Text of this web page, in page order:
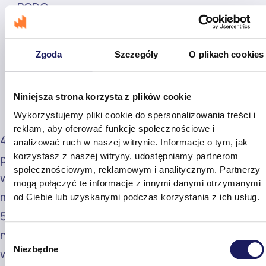
Zgoda Szczegóły O plikach cookies
Niniejsza strona korzysta z plików cookie
Wykorzystujemy pliki cookie do spersonalizowania treści i
reklam, aby oferować funkcje społecznościowe i
analizować ruch w naszej witrynie. Informacje o tym, jak
korzystasz z naszej witryny, udostępniamy partnerom
społecznościowym, reklamowym i analitycznym. Partnerzy
mogą połączyć te informacje z innymi danymi otrzymanymi
od Ciebie lub uzyskanymi podczas korzystania z ich usług.
Wybór
zgody
Niezbędne
RODO.
Możesz wycofać zgodę w dowolnym
nie wpływa na zgodność z prawem
na podstawie zgody przed jej wycofaniem (art.
7 ust. 3 RODO).
Podanie przez Ciebie danych jest dobrowolne,
przy czym, bez ich podania nie będziesz mógł
wysłać wiadomości do nas, a my nie będziemy
mogli Tobie udzielić odpowiedzieć.
niezbędny do zrealizowania określonego celu,
w którym zostały zebrane, a po jego upływie